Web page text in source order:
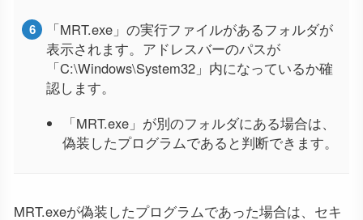
「MRT.exe」の実行ファイルがあるフォルダが
表示されます。アドレスバーのパスが
「C:\Windows\System32」内になっているか確
認します。
「MRT.exe」が別のフォルダにある場合は、
偽装したプログラムであると判断できます。
MRT.exeが偽装したプログラムであった場合は、セキ